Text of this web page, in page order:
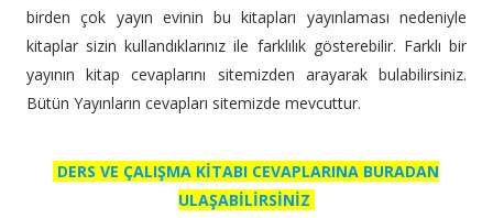
birden çok yayın evinin bu kitapları yayınlaması nedeniyle
kitaplar sizin kullandıklarınız ile farklılık gösterebilir. Farklı bir
yayının kitap cevaplarını sitemizden arayarak bulabilirsiniz.
Bütün Yayınların cevapları sitemizde mevcuttur.
DERS VE ÇALIŞMA KİTABI CEVAPLARINA BURADAN
ULAŞABİLİRSİNİZ